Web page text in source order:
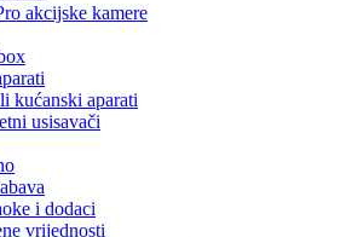
akcijske kamere
kućanski aparati
usisavači
i dodaci
vrijednosti